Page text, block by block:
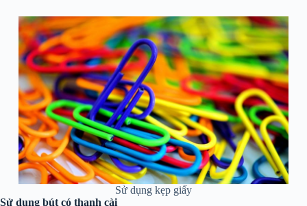
Sử dụng kẹp giấy
Sử dụng bút có thanh cài